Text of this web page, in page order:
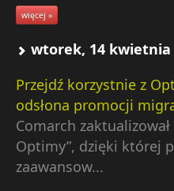
więcej »
wtorek, 14 kwietnia
Przejdź korzystnie z
odsłona promocji
Comarch
Optimy”, dzięki której
zaawansow...